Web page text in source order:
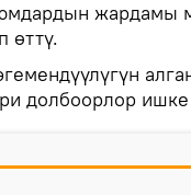
жардамы
өттү.
долбоорлор